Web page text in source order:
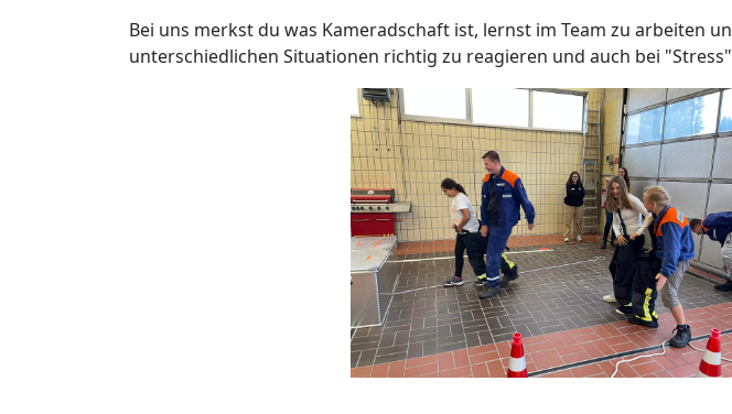
Bei uns merkst du was Kameradschaft ist, lernst im Team zu arbeiten
unterschiedlichen Situationen richtig zu reagieren und auch bei